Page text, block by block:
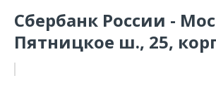
Сбербанк России -
Пятницкое ш., 25,